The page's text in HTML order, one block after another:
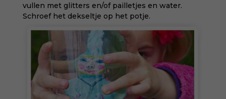
vullen met glitters en/of pailletjes en water.
Schroef het dekseltje op het potje.